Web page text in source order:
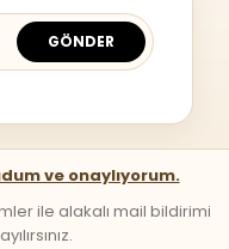
GÖNDER
ve onaylıyorum.
ile alakalı mail bildirimi